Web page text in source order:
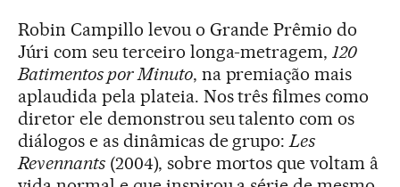
Robin Campillo levou o Grande Prêmio do
Júri com seu terceiro longa-metragem, 120
Batimentos por Minuto, na premiação mais
aplaudida pela plateia. Nos três filmes como
diretor ele demonstrou seu talento com os
diálogos e as dinâmicas de grupo: Les
Revennants(2004), sobre mortos que voltam â